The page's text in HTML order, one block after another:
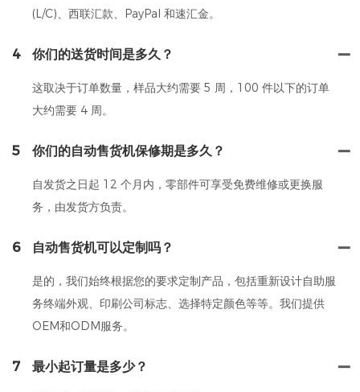
(L/C)、西联汇款、PayPal 和速汇金。
4 你们的送货时间是多久？
这取决于订单数量，样品大约需要 5 周，100 件以下的订单
大约需要 4 周。
5 你们的自动售货机保修期是多久？
自发货之日起 12 个月内，零部件可享受免费维修或更换服
务，由发货方负责。
6 自动售货机可以定制吗？
是的，我们始终根据您的要求定制产品，包括重新设计自助服
务终端外观、印刷公司标志、选择特定颜色等等。我们提供
OEM和ODM服务。
7 最小起订量是多少？